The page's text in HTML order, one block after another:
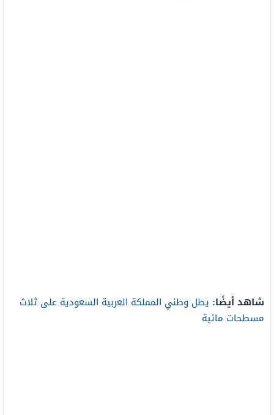
شاهد أيضًا: يطل وطني المملكة العربية السعودية على ثلاث
مسطحات مائية